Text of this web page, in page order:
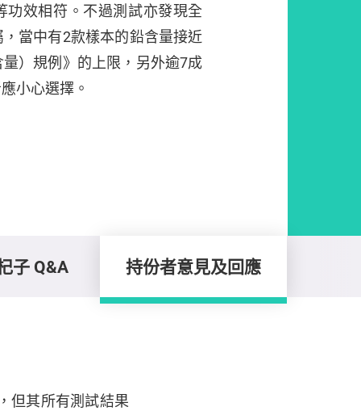
效相符。不過測試亦發現全
當中有2款樣本的鉛含量接近
）規例》的上限，另外逾7成
小心選擇。
子 Q&A 持份者意見及回應
但其所有測試結果